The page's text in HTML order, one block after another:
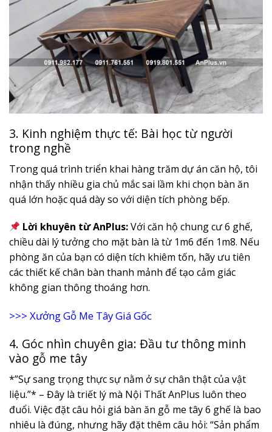
3. Kinh nghiệm thực tế: Bài học từ người
trong nghề
Trong quá trình triển khai hàng trăm dự án căn hộ, tôi
nhận thấy nhiều gia chủ mắc sai lầm khi chọn bàn ăn
quá lớn hoặc quá dày so với diện tích phòng bếp.
Lời khuyên từ AnPlus:Với căn hộ chung cư 6 ghế,
chiều dài lý tưởng cho mặt bàn là từ 1m6 đến 1m8. Nếu
phòng ăn của bạn có diện tích khiêm tốn, hãy ưu tiên
các thiết kế chân bàn thanh mảnh để tạo cảm giác
không gian thông thoáng hơn.
>>> Xưởng Gỗ Me Tây Giá Gốc
4. Góc nhìn chuyên gia: Đầu tư thông minh
vào gỗ me tây
*”Sự sang trọng thực sự nằm ở sự chân thật của vật
liệu.”* – Đây là triết lý mà Nội Thất AnPlus luôn theo
đuổi. Việc đặt câu hỏi giá bàn ăn gỗ me tây 6 ghế là bao
nhiêu là đúng, nhưng hãy đặt thêm câu hỏi: “Sản phẩm